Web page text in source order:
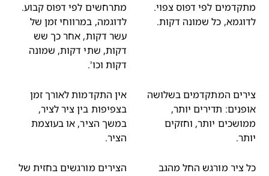
לפי דפוס צפוי.
כל שמונה דקות.
מתרחשים לפי דפוס קבוע.
לדוגמה, במרווחי זמן של
עשר דקות, אחר כך שש
דקות, שתי דקות, שמונה
דקות וכו'.
המתקדמים בשלושה
תדירים יותר,
יותר, וחזקים
אין התקדמות לאורך זמן
בצפיפות בין ציר לציר,
במשך הציר, או בעוצמת
הציר.
ציר מורגש החל מהגב
הצירים מורגשים בחזית של